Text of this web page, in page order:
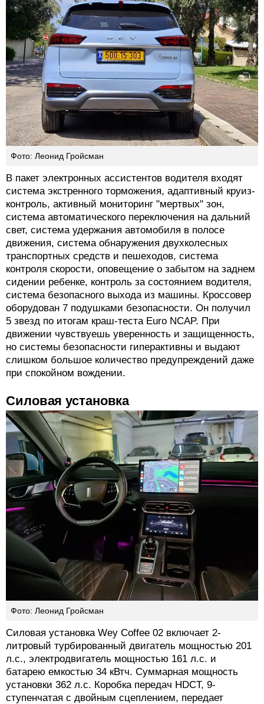
Фото: Леонид Гройсман
В пакет электронных ассистентов водителя входят
система экстренного торможения, адаптивный круиз-
контроль, активный мониторинг "мертвых" зон,
система автоматического переключения на дальний
свет, система удержания автомобиля в полосе
движения, система обнаружения двухколесных
транспортных средств и пешеходов, система
контроля скорости, оповещение о забытом на заднем
сидении ребенке, контроль за состоянием водителя,
система безопасного выхода из машины. Кроссовер
оборудован 7 подушками безопасности. Он получил
5 звезд по итогам краш-теста Euro NCAP. При
движении чувствуешь уверенность и защищенность,
но системы безопасности гиперактивны и выдают
слишком большое количество предупреждений даже
при спокойном вождении.
Силовая установка
Фото: Леонид Гройсман
Силовая установка Wey Coffee 02 включает 2-
литровый турбированный двигатель мощностью 201
л.с., электродвигатель мощностью 161 л.с. и
батарею емкостью 34 кВтч. Суммарная мощность
установки 362 л.с. Коробка передач HDCT, 9-
ступенчатая с двойным сцеплением, передает